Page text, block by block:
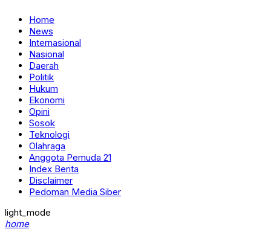
Home
News
Internasional
Nasional
Daerah
Politik
Hukum
Ekonomi
Opini
Sosok
Teknologi
Olahraga
Anggota Pemuda 21
Index Berita
Disclaimer
Pedoman Media Siber
light_mode
home